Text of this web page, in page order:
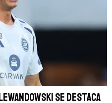
se destaca